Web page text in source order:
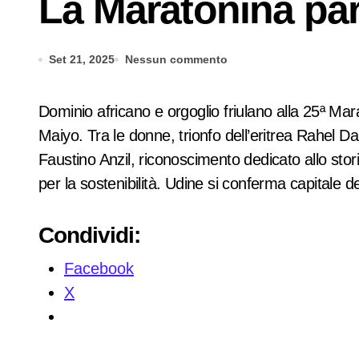
La Maratonina
Set 21, 2025 Nessun commento
Dominio africano e orgoglio friulano alla 25ª Maratonina di Udine. Il keniano Vincent Momanyi ha vinto in 1h03’11”, seguito dai connazionali Ekidor e
Maiyo. Tra le donne, trionfo dell’eritrea Rahel
Faustino Anzil, riconoscimento dedicato allo
per la sostenibilità. Udine si conferma capitale
Condividi:
Facebook
X